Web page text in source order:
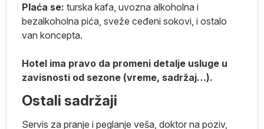
Plaća se: turska kafa, uvozna alkoholna i
bezalkoholna pića, sveže ceđeni sokovi, i ostalo
van koncepta.
Hotel ima pravo da promeni detalje usluge u
zavisnosti od sezone (vreme, sadržaj…).
Ostali sadržaji
Servis za pranje i peglanje veša, doktor na poziv,